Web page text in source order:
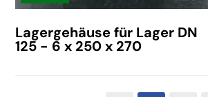
Lagergehäuse für Lager DN
125 - 6 x 250 x 270